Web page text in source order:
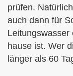
prüfen.
auch dann für
Leitungswasser
hause ist. Wer
länger als 60